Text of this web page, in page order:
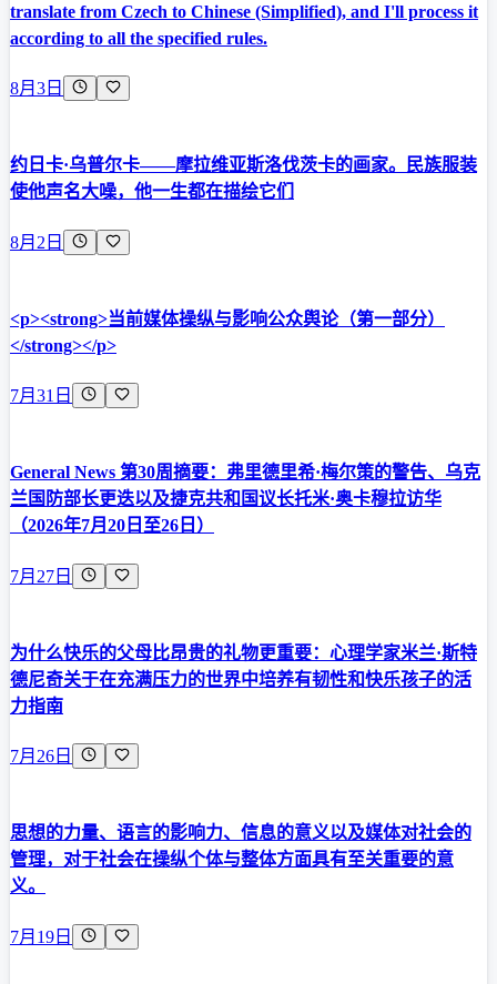
translate from Czech to Chinese (Simplified), and I'll process it
according to all the specified rules.
8月3日
约日卡·乌普尔卡——摩拉维亚斯洛伐茨卡的画家。民族服装
使他声名大噪，他一生都在描绘它们
8月2日
<p><strong>当前媒体操纵与影响公众舆论（第一部分）
</strong></p>
7月31日
General News 第30周摘要：弗里德里希·梅尔策的警告、乌克
兰国防部长更迭以及捷克共和国议长托米·奥卡穆拉访华
（2026年7月20日至26日）
7月27日
为什么快乐的父母比昂贵的礼物更重要：心理学家米兰·斯特
德尼奇关于在充满压力的世界中培养有韧性和快乐孩子的活
力指南
7月26日
思想的力量、语言的影响力、信息的意义以及媒体对社会的
管理，对于社会在操纵个体与整体方面具有至关重要的意
义。
7月19日